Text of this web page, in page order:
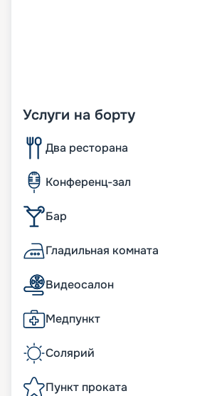
Услуги на борту
Два ресторана
Конференц-зал
Бар
Гладильная комната
Видеосалон
Медпункт
Солярий
Пункт проката